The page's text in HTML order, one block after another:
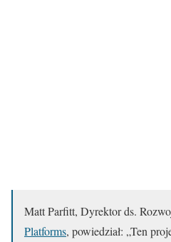
Matt Parfitt, Dyrektor ds.
Platforms, powiedział: „Ten